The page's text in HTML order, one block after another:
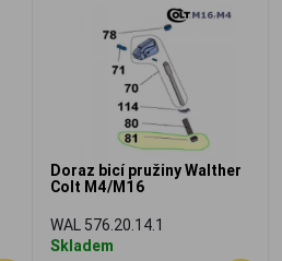
Doraz bicí pružiny Walther
Colt M4/M16
WAL 576.20.14.1
Skladem